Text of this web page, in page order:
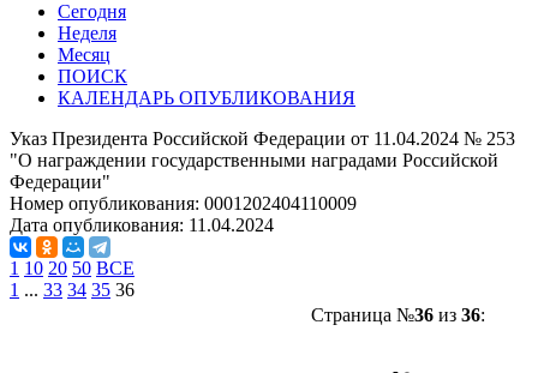
Сегодня
Неделя
Месяц
ПОИСК
КАЛЕНДАРЬ ОПУБЛИКОВАНИЯ
Указ Президента Российской Федерации от 11.04.2024 № 253
"О награждении государственными наградами Российской
Федерации"
Номер опубликования: 0001202404110009
Дата опубликования: 11.04.2024
1 10 20 50 ВСЕ
1 ... 33 34 35 36
Страница №36из 36: